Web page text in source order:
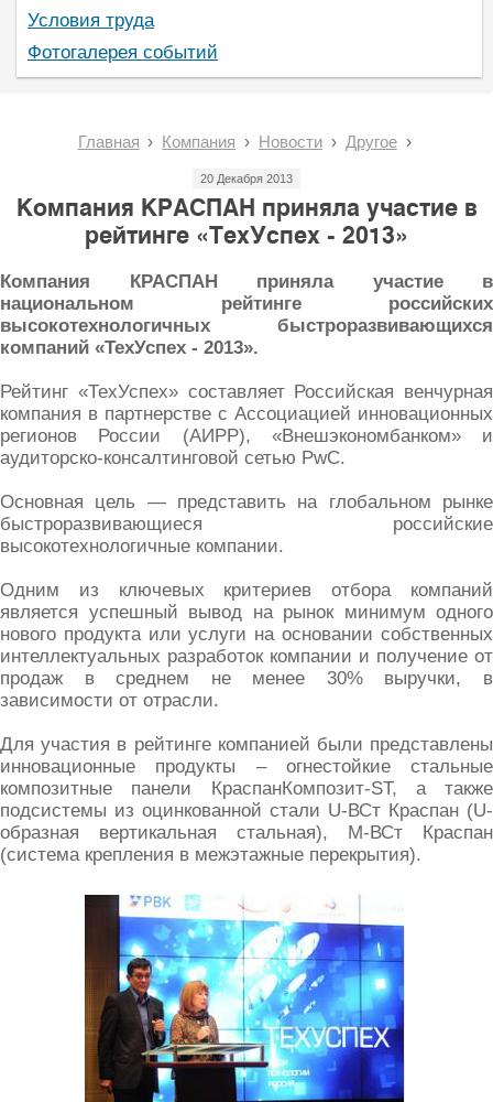
Условия труда
Фотогалерея событий
Главная Компания Новости Другое
20 Декабря 2013
Компания КРАСПАН приняла участие в
рейтинге «ТехУспех - 2013»
Компания КРАСПАН приняла участие в
национальном рейтинге российских
высокотехнологичных быстроразвивающихся
компаний «ТехУспех - 2013».
Рейтинг «ТехУспех» составляет Российская венчурная
компания в партнерстве с Ассоциацией инновационных
регионов России (АИРР), «Внешэкономбанком» и
аудиторско-консалтинговой сетью PwC.
Основная цель — представить на глобальном рынке
быстроразвивающиеся российские
высокотехнологичные компании.
Одним из ключевых критериев отбора компаний
является успешный вывод на рынок минимум одного
нового продукта или услуги на основании собственных
интеллектуальных разработок компании и получение от
продаж в среднем не менее 30% выручки, в
зависимости от отрасли.
Для участия в рейтинге компанией были представлены
инновационные продукты – огнестойкие стальные
композитные панели КраспанКомпозит-ST, а также
подсистемы из оцинкованной стали U-ВСт Краспан (U-
образная вертикальная стальная), М-ВСт Краспан
(система крепления в межэтажные перекрытия).